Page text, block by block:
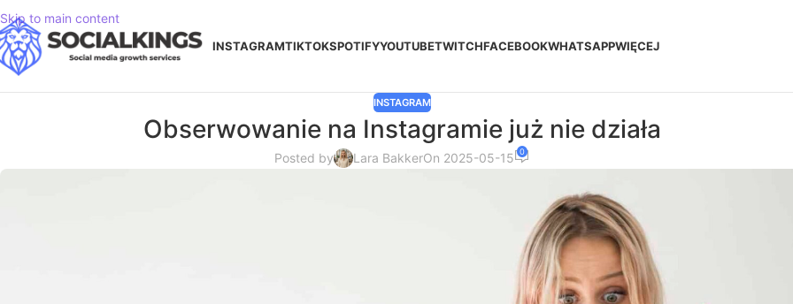
Skip to main content
INSTAGRAMTIKTOKSPOTIFYYOUTUBETWITCHFACEBOOKWHATSAPPWIĘCEJ
INSTAGRAM
Obserwowanie na Instagramie już nie działa
Posted by Lara BakkerOn 2025-05-15 0